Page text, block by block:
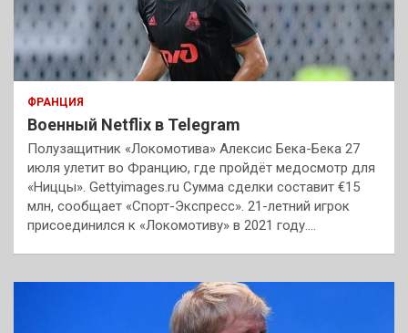
ФРАНЦИЯ
Военный Netflix в Telegram
Полузащитник «Локомотива» Алексис Бека-Бека 27
июля улетит во Францию, где пройдёт медосмотр для
«Ниццы». Gettyimages.ru Сумма сделки составит €15
млн, сообщает «Спорт-Экспресс». 21-летний игрок
присоединился к «Локомотиву» в 2021 году.…